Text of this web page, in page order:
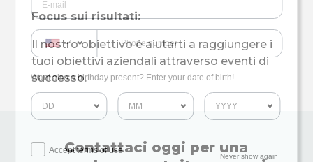
Focus sui risultati:
Il nostro obiettivo è aiutarti a raggiungere i
tuoi obiettivi aziendali attraverso eventi di
successo.
Contattaci oggi per una
+1
Want also a birthday present? Enter your date of birth!
Accept terms of use
Never show again